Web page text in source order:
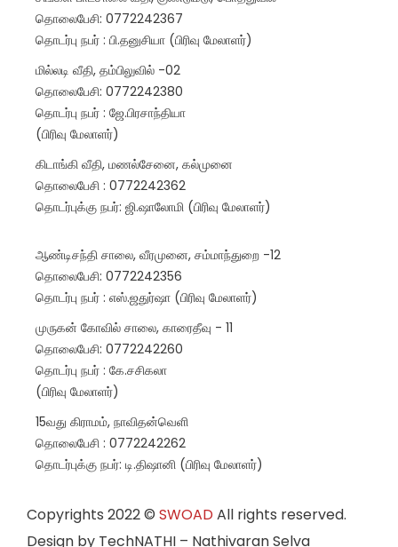
தொலைபேசி: 0772242367
தொடர்பு நபர் : பி.தனுசியா (பிரிவு மேலாளர்)
மில்லடி வீதி, தம்பிலுவில் -02
தொலைபேசி: 0772242380
தொடர்பு நபர் : ஜே.பிரசாந்தியா
(பிரிவு மேலாளர்)
கிடாங்கி வீதி, மணல்சேனை, கல்முனை
தொலைபேசி : 0772242362
தொடர்புக்கு நபர்: ஜி.ஷாலோமி (பிரிவு மேலாளர்)
ஆண்டிசந்தி சாலை, வீரமுனை, சம்மாந்துறை -12
தொலைபேசி: 0772242356
தொடர்பு நபர் : எஸ்.ஜதுர்ஷா (பிரிவு மேலாளர்)
முருகன் கோவில் சாலை, காரைதீவு - 11
தொலைபேசி: 0772242260
தொடர்பு நபர் : கே.சசிகலா
(பிரிவு மேலாளர்)
15வது கிராமம், நாவிதன்வெளி
தொலைபேசி : 0772242262
தொடர்புக்கு நபர்: டி.திஷானி (பிரிவு மேலாளர்)
Copyrights 2022© SWOADAll rights reserved.
Design by TechNATHI – Nathivaran Selva